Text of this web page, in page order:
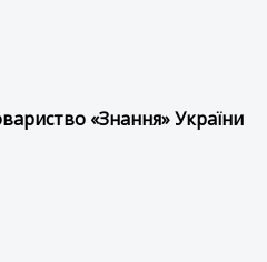
«Знання» України